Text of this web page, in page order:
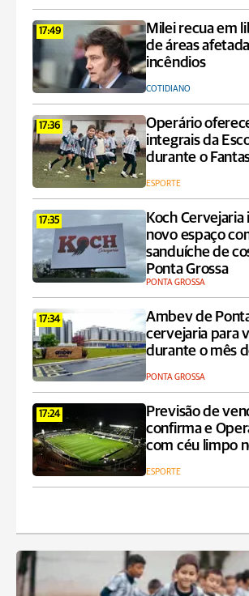
17:49
Milei recua em
de áreas
incêndios
COTIDIANO
17:36
Operário
integrais da
durante o
ESPORTE
17:35
Koch Cervejaria
novo espaço
sanduíche de
Ponta Grossa
PONTA GROSSA
17:34
Ambev de
cervejaria para
durante o mês
PONTA GROSSA
17:24
Previsão de
confirma e
com céu limpo
ESPORTE